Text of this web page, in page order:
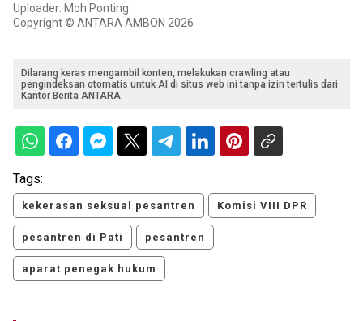
Uploader: Moh Ponting
Copyright © ANTARA AMBON 2026
Dilarang keras mengambil konten, melakukan crawling atau
pengindeksan otomatis untuk AI di situs web ini tanpa izin tertulis dari
Kantor Berita ANTARA.
Tags:
kekerasan seksual pesantren Komisi VIII DPR
pesantren di Pati pesantren
aparat penegak hukum